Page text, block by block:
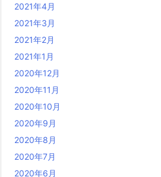
2021年4月
2021年3月
2021年2月
2021年1月
2020年12月
2020年11月
2020年10月
2020年9月
2020年8月
2020年7月
2020年6月